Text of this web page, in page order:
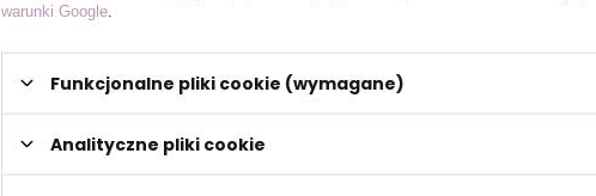
47 x 16 x 18 cm
8,5
warunki Google
Funkcjonalne pliki cookie (wymagane)
Analityczne pliki cookie